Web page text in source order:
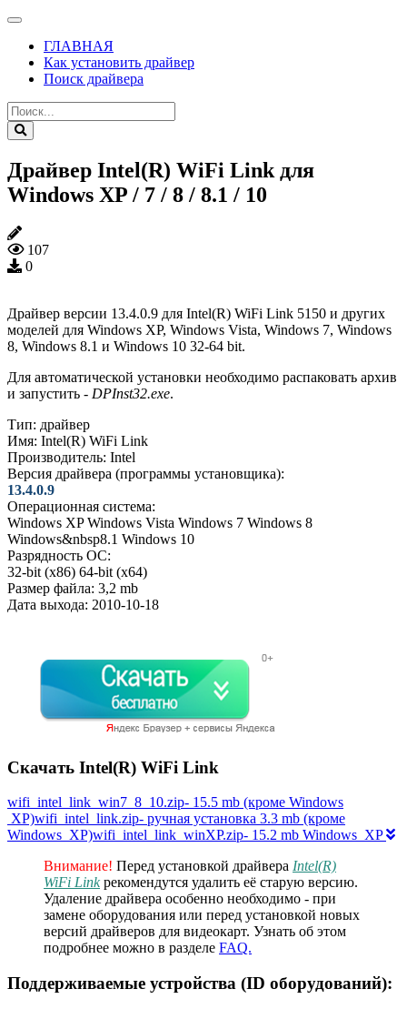
ГЛАВНАЯ
Как установить драйвер
Поиск драйвера
Драйвер Intel(R) WiFi Link для
Windows XP / 7 / 8 / 8.1 / 10
107
0
Драйвер версии 13.4.0.9 для Intel(R) WiFi Link 5150 и других
моделей для Windows XP, Windows Vista, Windows 7, Windows
8, Windows 8.1 и Windows 10 32-64 bit.
Для автоматической установки необходимо распаковать архив
и запустить - DPInst32.exe.
Тип: драйвер
Имя: Intel(R) WiFi Link
Производитель: Intel
Версия драйвера (программы установщика):
13.4.0.9
Операционная система:
Windows XP Windows Vista Windows 7 Windows 8
Windows&nbsp8.1 Windows 10
Разрядность ОС:
32-bit (x86) 64-bit (x64)
Размер файла: 3,2 mb
Дата выхода: 2010-10-18
Скачать Intel(R) WiFi Link
wifi_intel_link_win7_8_10.zip- 15.5 mb (кроме Windows
XP)wifi_intel_link.zip- ручная установка 3.3 mb (кроме
Windows XP)wifi_intel_link_winXP.zip- 15.2 mb Windows XP
Внимание! Перед установкой драйвера Intel(R)
WiFi Linkрекомендутся удалить её старую версию.
Удаление драйвера особенно необходимо - при
замене оборудования или перед установкой новых
версий драйверов для видеокарт. Узнать об этом
подробнее можно в разделе FAQ.
Поддерживаемые устройства (ID оборудований):